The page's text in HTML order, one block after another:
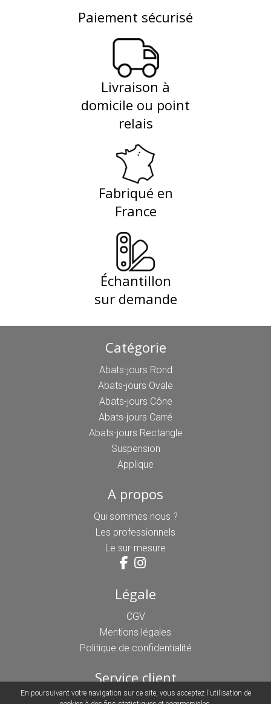
Paiement sécurisé
Livraison à
domicile ou point
relais
Fabriqué en
France
Échantillon
sur demande
Catégorie
Abats-jours Rond
Abats-jours Ovale
Abats-jours Cône
Abats-jours Carré
Abats-jours Rectangle
Suspension
Applique
A propos
Qui sommes nous ?
Les professionnels
Le sur-mesure
Légale
CGV
Mentions légales
Politique de confidentialité
Service client
03 44 21 85 33
En poursuivant votre navigation sur ce site, vous acceptez l'utilisation de